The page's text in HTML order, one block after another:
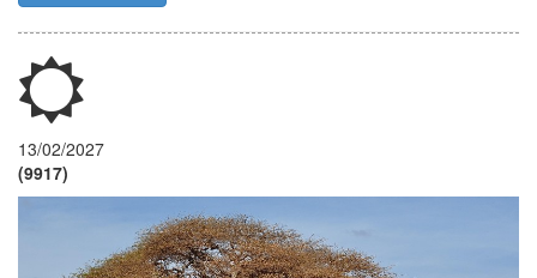
13/02/2027
(9917)